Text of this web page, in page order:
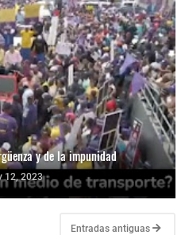
y de la impunidad
12, 2023
Entradas antiguas